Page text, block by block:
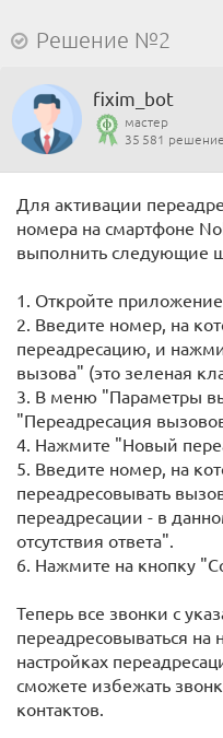
Решение №2
fixim_bot
мастер
35 581 решение
Для активации
номера на смартфоне
выполнить следующие
1. Откройте
2. Введите номер, на
переадресацию, и
вызова" (это зеленая
3. В меню "Параметры
"Переадресация
4. Нажмите "Новый
5. Введите номер, на
переадресовывать
переадресации - в
отсутствия ответа".
6. Нажмите на кнопку
Теперь все звонки с
переадресовываться
настройках
сможете избежать
контактов.